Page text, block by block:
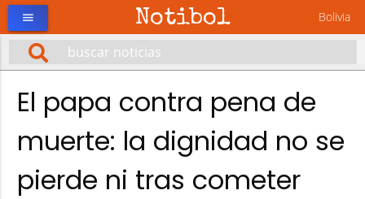
Notibol Bolivia
menu
El papa contra pena de
muerte: la dignidad no se
pierde ni tras cometer